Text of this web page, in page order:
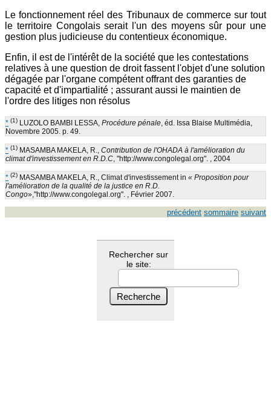
Le fonctionnement réel des Tribunaux de commerce sur tout
le territoire Congolais serait l'un des moyens sûr pour une
gestion plus judicieuse du contentieux économique.
Enfin, il est de l'intérêt de la société que les contestations
relatives à une question de droit fassent l'objet d'une solution
dégagée par l'organe compétent offrant des garanties de
capacité et d'impartialité ; assurant aussi le maintien de
l'ordre des litiges non résolus
* (1) LUZOLO BAMBI LESSA, Procédure pénale, éd. Issa Blaise Multimédia,
Novembre 2005. p. 49.
* (1) MASAMBA MAKELA, R., Contribution de l'OHADA à l'amélioration du
climat d'investissement en R.D.C, "http://www.congolegal.org". , 2004
* (2) MASAMBA MAKELA, R., Climat d'investissement in « Proposition pour
l'amélioration de la qualité de la justice en R.D.
Congo»,"http://www.congolegal.org". , Février 2007.
précédent sommaire suivant
Rechercher sur
le site: